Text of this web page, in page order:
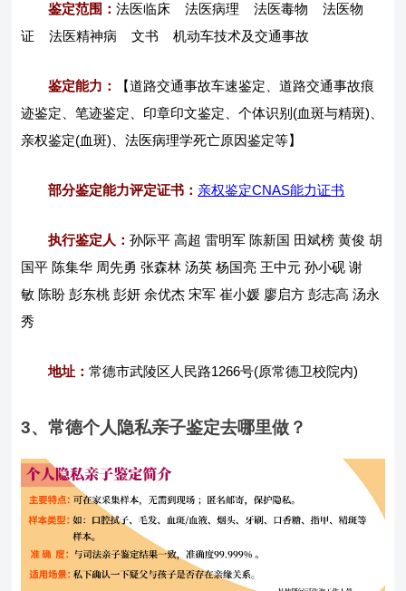
鉴定范围：法医临床 法医病理 法医毒物 法医物
证 法医精神病 文书 机动车技术及交通事故
鉴定能力：
【道路交通事故车速鉴定、道路交通事故痕
迹鉴定、笔迹鉴定、印章印文鉴定、个体识别(血斑与精斑)、
亲权鉴定(血斑)、法医病理学死亡原因鉴定等】
部分鉴定能力评定证书： 亲权鉴定CNAS能力证书
执行鉴定人：孙际平 高超 雷明军 陈新国 田斌榜 黄俊 胡
国平 陈集华 周先勇 张森林 汤英 杨国亮 王中元 孙小砚 谢
敏 陈盼 彭东桃 彭妍 余优杰 宋军 崔小媛 廖启方 彭志高 汤永
秀
地址：常德市武陵区人民路1266号(原常德卫校院内)
3、常德个人隐私亲子鉴定去哪里做？